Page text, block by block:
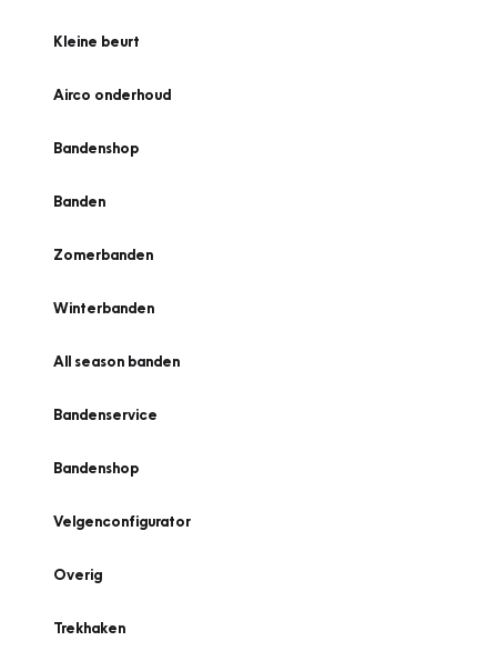
Kleine beurt
Airco onderhoud
Bandenshop
Banden
Zomerbanden
Winterbanden
All season banden
Bandenservice
Bandenshop
Velgenconfigurator
Overig
Trekhaken